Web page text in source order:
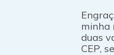
minha
duas
CEP,